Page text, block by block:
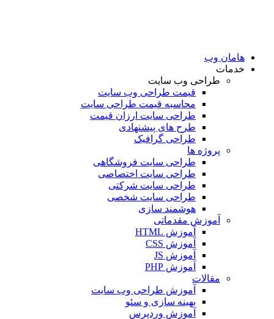
وب
طراحی وب سایت
قیمت طراحی وب سایت
محاسبه قیمت طراحی سایت
طراحی سایت ارزان قیمت
طرح های پیشنهادی
طراحی گرافیک
پروژه ها
طراحی سایت فروشگاهی
طراحی سایت اختصاصی
طراحی سایت شرکتی
طراحی سایت شخصی
هوشمند سازی
آموزش مقدماتی
آموزش HTML
آموزش CSS
آموزش JS
آموزش PHP
مقالات
آموزش طراحی وب سایت
بهینه سازی و سئو
آموزش وردپرس